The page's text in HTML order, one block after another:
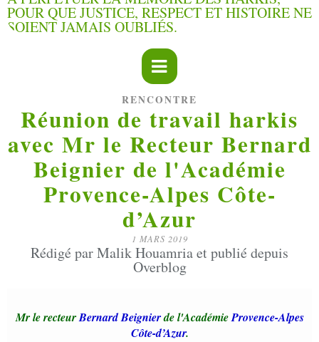
RENCONTRE
Réunion de travail harkis
avec Mr le Recteur Bernard
Beignier de l'Académie
Provence-Alpes Côte-
d’Azur
1 MARS 2019
Rédigé par Malik Houamria et publié depuis
Overblog
Mr le recteurBernard Beignierde l'AcadémieProvence-Alpes
Côte-d’Azur.